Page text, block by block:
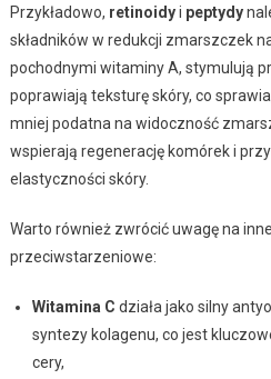
Przykładowo, retinoidyi peptydy
składników w redukcji zmarszczek
pochodnymi witaminy A, stymulują
poprawiają teksturę skóry, co
mniej podatna na widoczność
wspierają regenerację komórek i
elastyczności skóry.
Warto również zwrócić uwagę na
przeciwstarzeniowe:
Witamina C działa jako silny
syntezy kolagenu, co jest
cery,